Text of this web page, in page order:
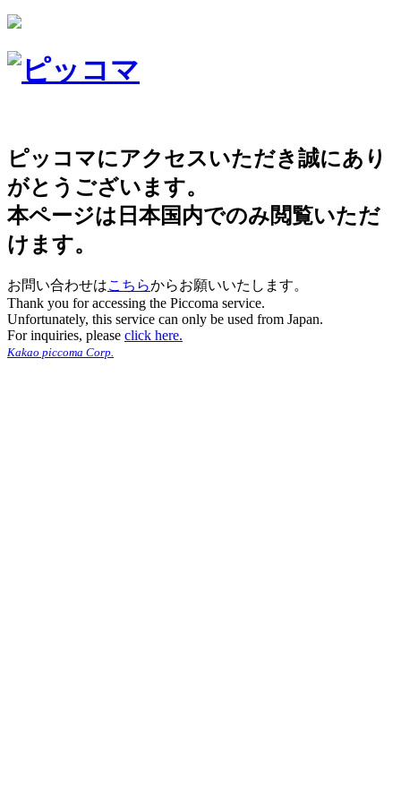
ピッコマにアクセスいただき誠にあり
がとうございます。
本ページは日本国内でのみ閲覧いただ
けます。
お問い合わせはこちらからお願いいたします。
Thank you for accessing the Piccoma service.
Unfortunately, this service can only be used from Japan.
For inquiries, please click here.
Kakao piccoma Corp.